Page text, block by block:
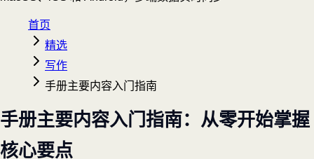
首页
精选
写作
手册主要内容入门指南
手册主要内容入门指南：从零开始掌握
核心要点